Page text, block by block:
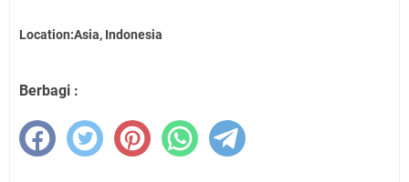
Location:Asia, Indonesia
Berbagi :